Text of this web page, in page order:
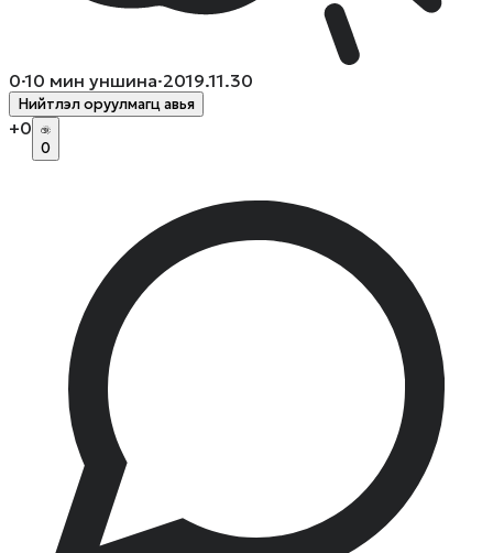
0·10 мин уншина·2019.11.30
Нийтлэл оруулмагц авья
+0
0